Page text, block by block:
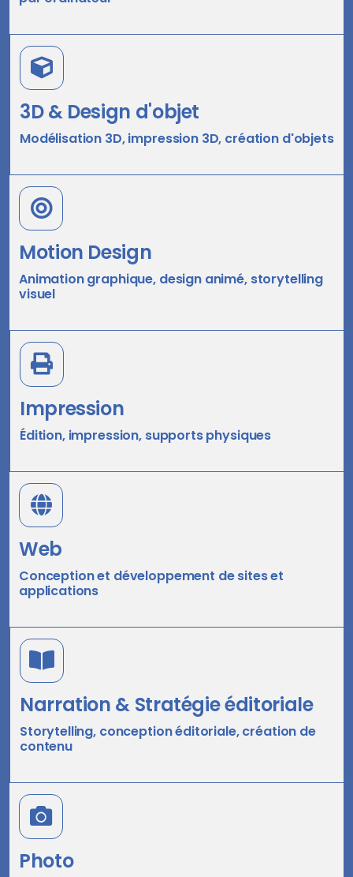
3D & Design d'objet
Modélisation 3D, impression 3D, création d'objets
Motion Design
Animation graphique, design animé, storytelling
visuel
Impression
Édition, impression, supports physiques
Web
Conception et développement de sites et
applications
Narration & Stratégie éditoriale
Storytelling, conception éditoriale, création de
contenu
Photo